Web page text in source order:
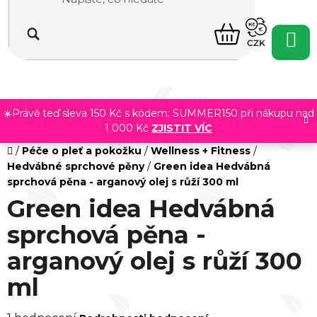
obsah
☀️Právě teď sleva 150 Kč s kódem: SUMMER150 při nákupu nad
1 000 Kč ZJISTIT VÍC
NÁKUPNÍ
KOŠÍK
CZK
Domů
/ Péče o pleť a pokožku / Wellness + Fitness /
Hedvábné sprchové pěny / Green idea Hedvábná
sprchová pěna - arganový olej s růží 300 ml
Green idea Hedvábná
sprchová pěna -
arganový olej s růží 300
ml